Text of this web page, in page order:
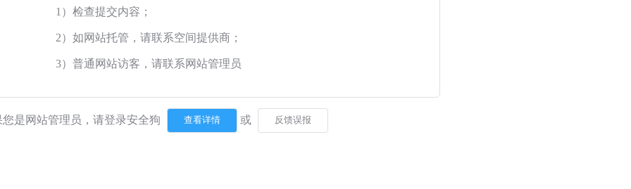
1）检查提交内容；
2）如网站托管，请联系空间提供商；
3）普通网站访客，请联系网站管理员
您是网站管理员，请登录安全狗 或